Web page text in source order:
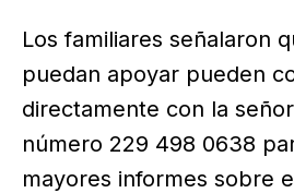
Los familiares señalaron
puedan apoyar pueden
directamente con la
número 229 498 0638
mayores informes sobre